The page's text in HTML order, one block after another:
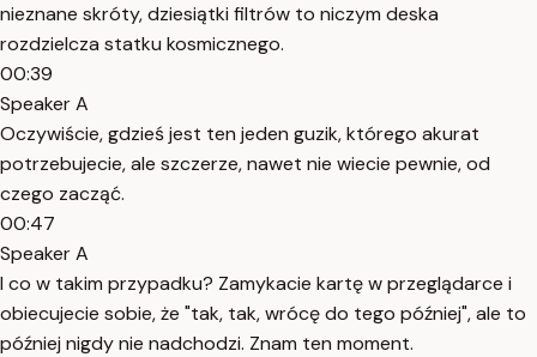
nieznane skróty, dziesiątki filtrów to niczym deska
rozdzielcza statku kosmicznego.
00:39
Speaker A
Oczywiście, gdzieś jest ten jeden guzik, którego akurat
potrzebujecie, ale szczerze, nawet nie wiecie pewnie, od
czego zacząć.
00:47
Speaker A
I co w takim przypadku? Zamykacie kartę w przeglądarce i
obiecujecie sobie, że "tak, tak, wrócę do tego później", ale to
później nigdy nie nadchodzi. Znam ten moment.